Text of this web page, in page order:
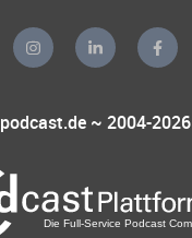
podcast.de ~ 2004-2026